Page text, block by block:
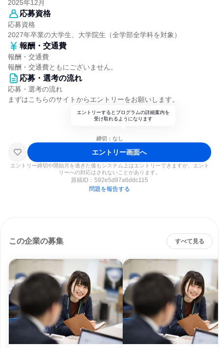
2025年12月
応募資格
応募資格
2027年卒業の大学生、大学院生（全学部全学科を対象）
報酬・交通費
報酬・交通費
報酬・交通費ともにございません。
応募・選考の流れ
応募・選考の流れ
まずはこちらのサイトからエントリーをお願いします。
エントリーするとプログラムの詳細案内を
受け取れるようになります
締切：なし
エントリー画面へ
エントリー締切や開始月を過ぎた後もシステム上はエントリーできますが、エント
リーへの対応はされないことがあります。
原稿ID： 592e5d97a6ddc115
問題を報告する
この企業の募集 すべて見る